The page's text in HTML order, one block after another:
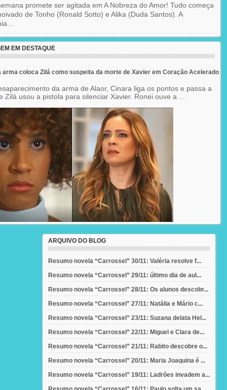
promete ser agitada em A Nobreza do Amor! Tudo começa
de Tonho (Ronald Sotto) e Alika (Duda Santos). A
EM DESTAQUE
arma coloca Zilá como suspeita da morte de Xavier em Coração Acelerado
da arma de Alaor, Cinara liga os pontos e passa a
Zilá usou a pistola para silenciar Xavier. Ronei ouve a ...
ARQUIVO DO BLOG
Resumo novela “Carrossel” 30/11: Valéria resolve f...
Resumo novela “Carrossel” 29/11: último dia de aul...
Resumo novela “Carrossel” 28/11: Os alunos descobr...
Resumo novela “Carrossel” 27/11: Natália e Mário c...
Resumo novela “Carrossel” 23/11: Suzana delata Hel...
Resumo novela “Carrossel” 22/11: Miguel e Clara de...
Resumo novela “Carrossel” 21/11: Rabito descobre o...
Resumo novela “Carrossel” 20/11: Maria Joaquina é ...
Resumo novela “Carrossel” 19/11: Ladrões invadem a...